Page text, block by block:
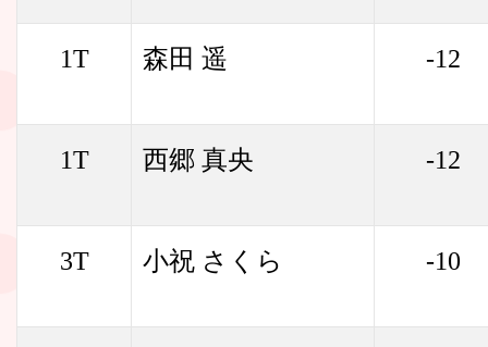
1T 森田 遥 -12
1T 西郷 真央 -12
3T 小祝 さくら -10